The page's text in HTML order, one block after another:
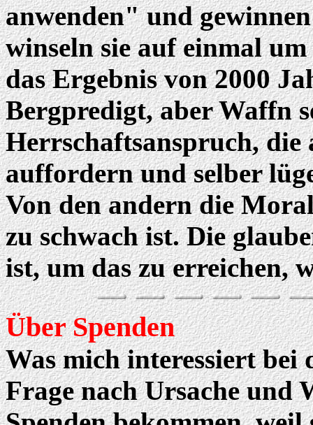
anwenden" und
winseln sie auf einmal
das Ergebnis von 2000
Bergpredigt, aber Waffn
Herrschaftsanspruch, die
auffordern und selber
Von den andern die
zu schwach ist. Die
ist, um das zu erreichen,
Über Spenden
Was mich interessiert bei
Frage nach Ursache und